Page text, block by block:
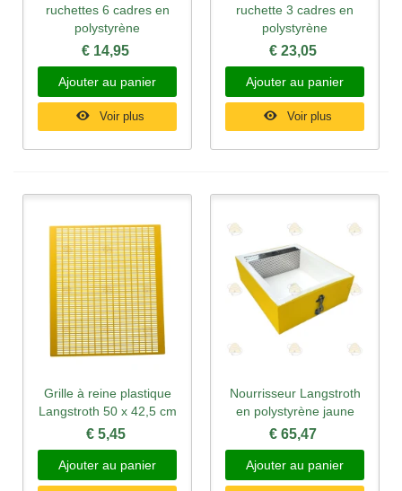
ruchettes 6 cadres en
polystyrène
€ 14,95
Ajouter au panier
Voir plus
ruchette 3 cadres en
polystyrène
€ 23,05
Ajouter au panier
Voir plus
Grille à reine plastique
Langstroth 50 x 42,5 cm
€ 5,45
Ajouter au panier
Nourrisseur Langstroth
en polystyrène jaune
€ 65,47
Ajouter au panier